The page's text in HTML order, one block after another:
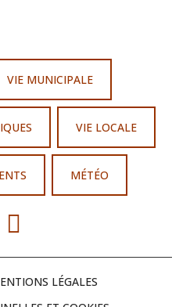
VIE MUNICIPALE
VIE LOCALE
MÉTÉO
LÉGALES